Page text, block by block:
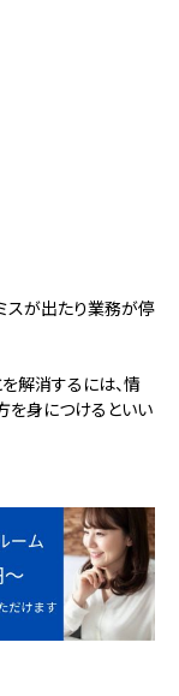
スが出たり業務が停
解消するには、情
を身につけるといい